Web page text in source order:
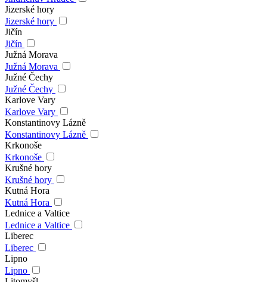
Jizerské hory
Jizerské hory
Jičín
Jičín
Južná Morava
Južná Morava
Južné Čechy
Južné Čechy
Karlove Vary
Karlove Vary
Konstantinovy Lázně
Konstantinovy Lázně
Krkonoše
Krkonoše
Krušné hory
Krušné hory
Kutná Hora
Kutná Hora
Lednice a Valtice
Lednice a Valtice
Liberec
Liberec
Lipno
Lipno